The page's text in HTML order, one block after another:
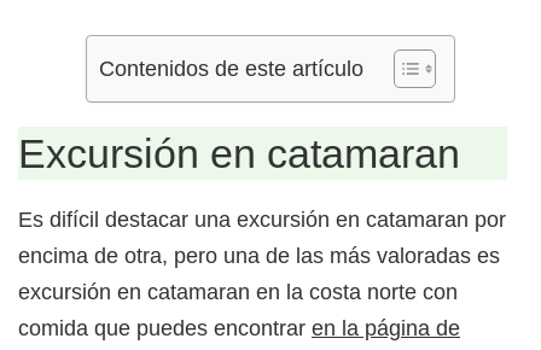
Contenidos de este artículo
Excursión en catamaran
Es difícil destacar una excursión en catamaran por
encima de otra, pero una de las más valoradas es la
excursión en catamaran en la costa norte con
comida que puedes encontrar en la página de